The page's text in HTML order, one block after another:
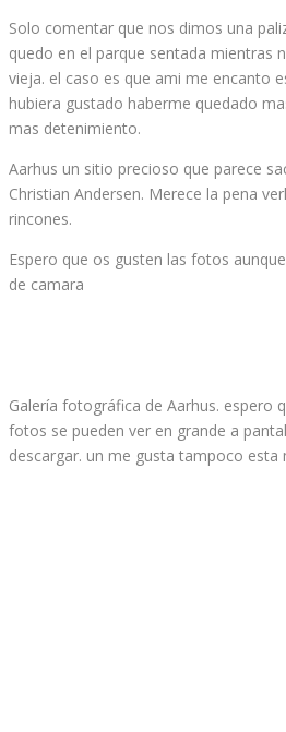
Solo comentar que nos dimos una
quedo en el parque sentada mientras
vieja. el caso es que ami me encanto
hubiera gustado haberme quedado
mas detenimiento.
Aarhus un sitio precioso que parece
Christian Andersen. Merece la pena
rincones.
Espero que os gusten las fotos
de camara
Galería fotográfica de Aarhus. espero
fotos se pueden ver en grande a
descargar. un me gusta tampoco esta